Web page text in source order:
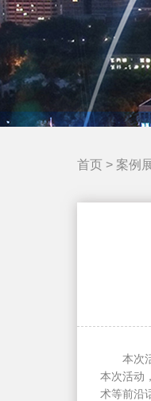
首页 > 案例
本次
本次活动
术等前沿